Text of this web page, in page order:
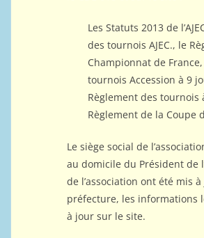
Les Statuts 2013 de
des tournois AJEC., le
Championnat de
tournois Accession à 9
Règlement des tournois
Règlement de la Coupe
Le siège social de
au domicile du Président de
de l’association ont été mis
préfecture, les informations
à jour sur le site.